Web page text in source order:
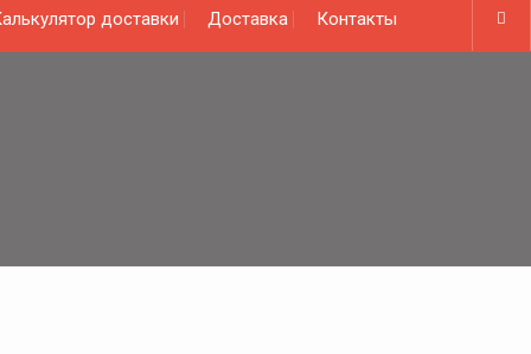
доставки Доставка Контакты